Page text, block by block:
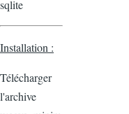
sqlite
Installation :
Télécharger
l'archive